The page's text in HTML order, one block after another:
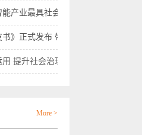
产业最具社会责
》正式发布 带
提升社会治理
More >